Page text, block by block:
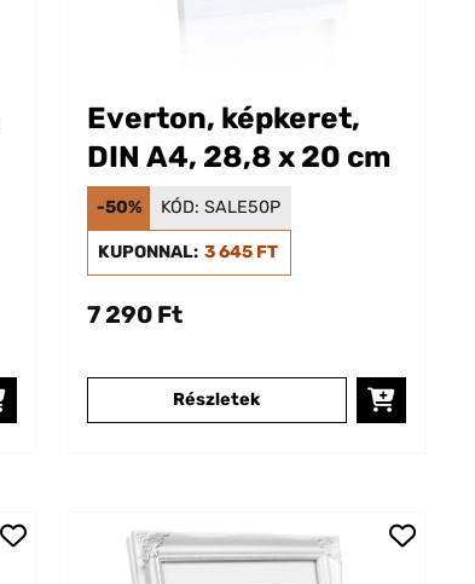
Everton, képkeret,
DIN A4, 28,8 x 20 cm
-50% KÓD: SALE50P
KUPONNAL: 3 645 FT
7 290 Ft
Részletek